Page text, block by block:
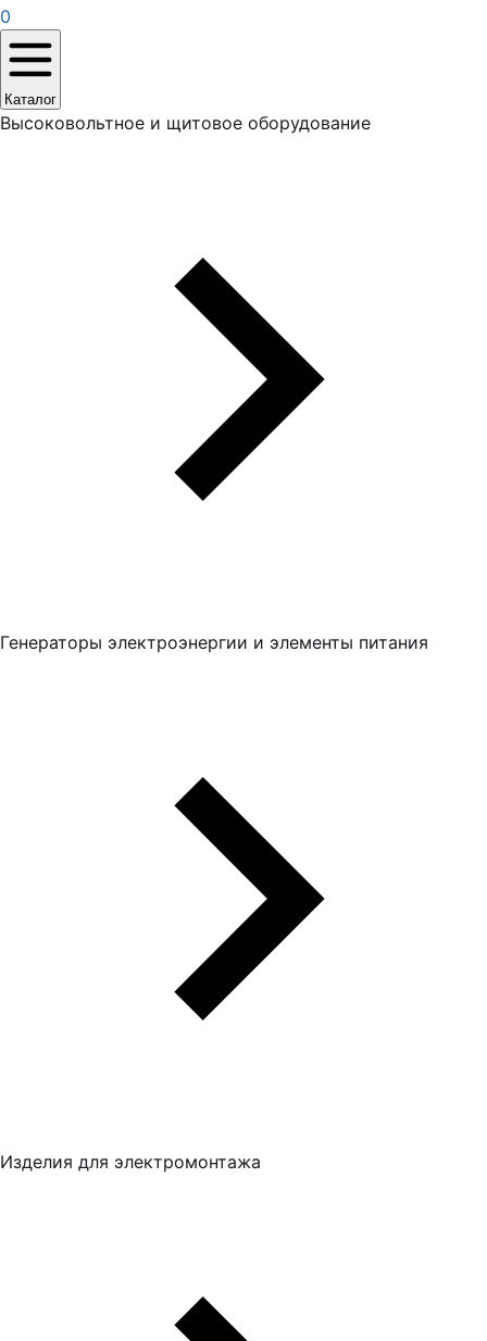
0
Каталог
Высоковольтное и щитовое оборудование
Генераторы электроэнергии и элементы питания
Изделия для электромонтажа